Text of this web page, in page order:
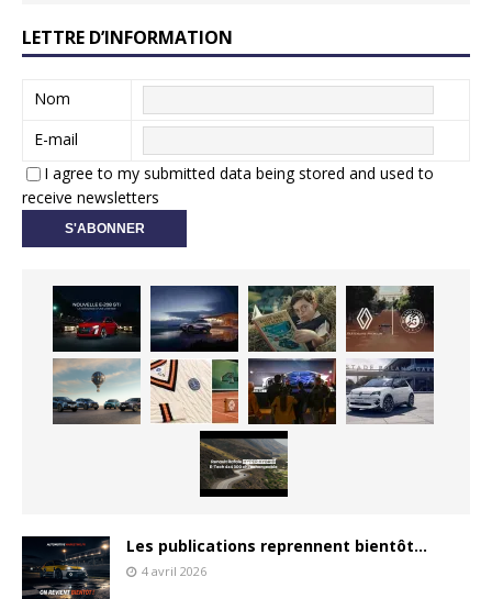
LETTRE D’INFORMATION
Nom
E-mail
I agree to my submitted data being stored and used to
receive newsletters
Les publications reprennent bientôt…
4 avril 2026